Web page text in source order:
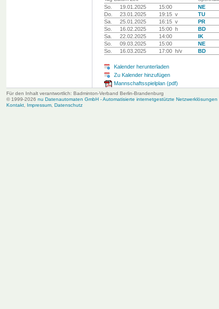
So. 19.01.2025 15:00
NE
Do.
23.01.2025 19:15 v
TU
Sa.
25.01.2025 16:15 v
PR
So.
16.02.2025 15:00 h
BD
Sa.
22.02.2025 14:00
IK
So.
09.03.2025 15:00
NE
So.
16.03.2025 17:00 h/v BD
Kalender herunterladen
Zu Kalender hinzufügen
Mannschaftsspielplan (pdf)
Für den Inhalt verantwortlich: Badminton-Verband Berlin-Brandenburg
© 1999-2026 nu Datenautomaten GmbH - Automatisierte internetgestützte Netzwerklösungen
Kontakt, Impressum, Datenschutz